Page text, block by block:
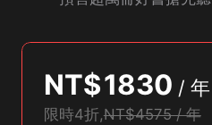
NT$1830 /年
限時4折,NT$4575 / 年